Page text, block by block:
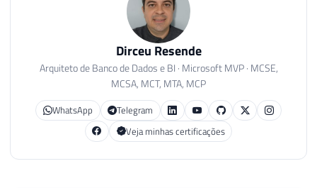
Dirceu Resende
Arquiteto de Banco de Dados e BI · Microsoft MVP · MCSE,
MCSA, MCT, MTA, MCP
WhatsApp
Telegram
Veja minhas certificações